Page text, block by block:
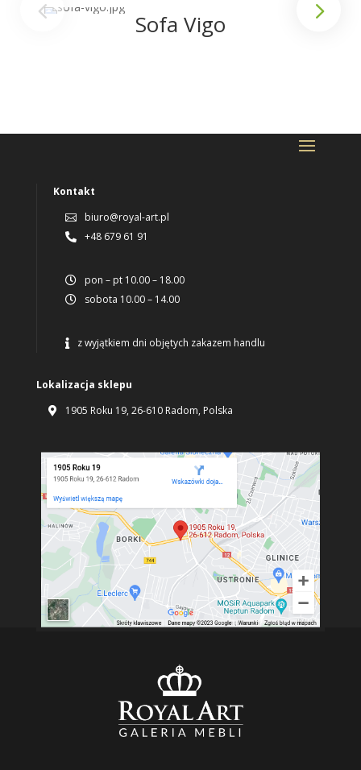
Sofa Vigo
Kontakt
 biuro@royal-art.pl
 +48 679 61 91
 pon – pt 10.00 – 18.00
 sobota 10.00 – 14.00
 z wyjątkiem dni objętych zakazem handlu
Lokalizacja sklepu
 1905 Roku 19, 26-610 Radom, Polska